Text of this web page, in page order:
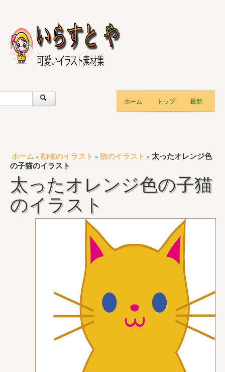
ホーム トップ 最新
ホーム » 動物のイラスト » 猫のイラスト » 太ったオレンジ色
の子猫のイラスト
太ったオレンジ色の子猫
のイラスト